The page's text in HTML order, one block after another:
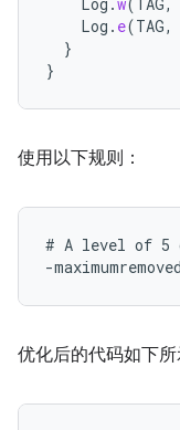
Log . e(TAG,
}
}
使用以下规则：
# A level of 5
优化后的代码如下所